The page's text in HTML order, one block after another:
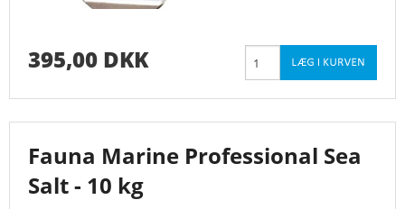
395,00 DKK
Fauna Marine Professional Sea
Salt - 10 kg